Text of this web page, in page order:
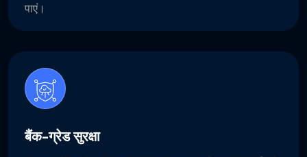
पाएं।
बैंक-ग्रेड सुरक्षा